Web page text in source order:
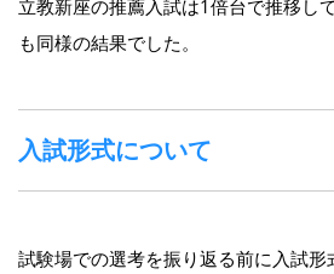
立教新座の推薦入試は1倍台で推移し
も同様の結果でした。
入試形式について
試験場での選考を振り返る前に入試形